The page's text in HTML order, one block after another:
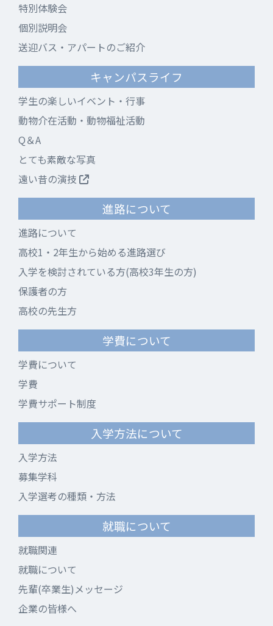
特別体験会
個別説明会
送迎バス・アパートのご紹介
キャンパスライフ
学生の楽しいイベント・行事
動物介在活動・動物福祉活動
Q＆A
とても素敵な写真
遠い昔の演技
進路について
進路について
高校1・2年生から始める進路選び
入学を検討されている方(高校3年生の方)
保護者の方
高校の先生方
学費について
学費について
学費
学費サポート制度
入学方法について
入学方法
募集学科
入学選考の種類・方法
就職について
就職関連
就職について
先輩(卒業生)メッセージ
企業の皆様へ